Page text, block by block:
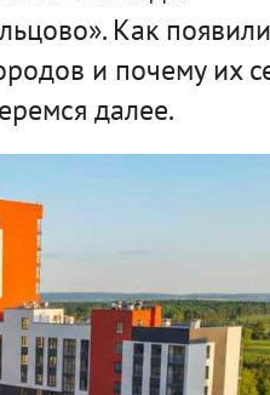
Как
и почему их
далее.